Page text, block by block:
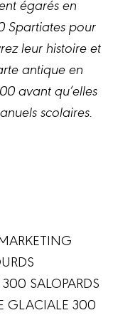
égarés en
Spartiates pour
leur histoire et
antique en
avant qu’elles
scolaires.
300 SALOPARDS
GLACIALE 300